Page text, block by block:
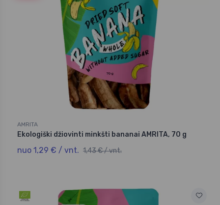
AMRITA
Ekologiški džiovinti minkšti bananai AMRITA, 70 g
nuo 1,29 € / vnt. 1,43 € / vnt.